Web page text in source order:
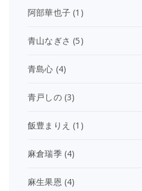
阿部華也子 (1)
青山なぎさ (5)
青島心 (4)
青戸しの(3)
飯豊まりえ (1)
麻倉瑞季(4)
麻生果恩 (4)